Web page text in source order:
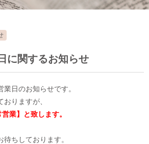
に関するお知らせ
日のお知らせです。
りますが、
業】と致します。
ちしております。